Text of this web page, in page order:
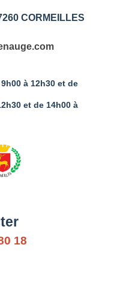
CORMEILLES
à 12h30 et de
et de 14h00 à
18